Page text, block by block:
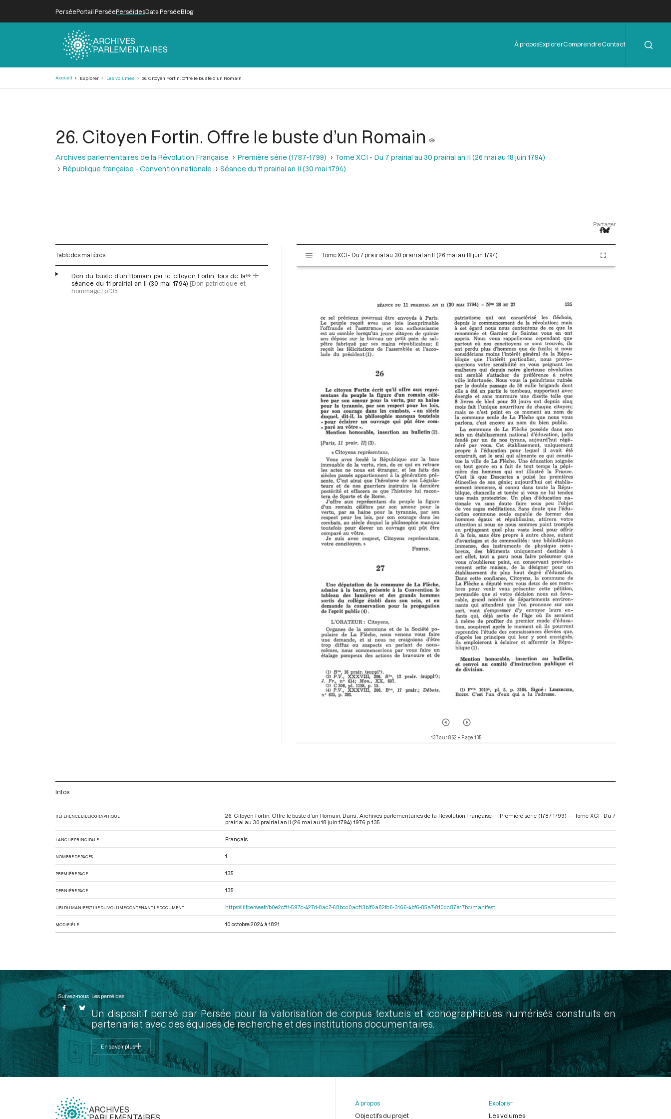
PerséePortail PerséePerséidesData PerséeBlog
ARCHIVES
PARLEMENTAIRES
Menu
de
À proposExplorerComprendreContact
Accueil Explorer Les volumes 26. Citoyen Fortin. Offre le buste d’un Romain
26. Citoyen Fortin. Offre le buste d’un Romain
Archives parlementaires de la Révolution Française Première série (1787-1799)
Tome XCI - Du 7 prairial au 30 prairial an II (26 mai au 18 juin 1794)
République française - Convention nationale
Séance du 11 prairial an II (30 mai 1794)
Partager
Table des matières
Don du buste d’un Romain par le citoyen Fortin, lors de la
séance du 11 prairial an II (30 mai 1794) [Don patriotique et
hommage] p.135
s
Tome XCI - Du 7 prairial au 30 prairial an II (26 mai au 18 juin 1794)
137 sur 852 • Page 135
Infos
RÉFÉRENCE BIBLIOGRAPHIQUE
26. Citoyen Fortin. Offre le buste d’un Romain. Dans : Archives parlementaires de la Révolution Française — Première série (1787-1799) — Tome XCI - Du 7
prairial au 30 prairial an II (26 mai au 18 juin 1794) . 1976. p. 135.
LANGUE PRINCIPALE Français
NOMBRE DE PAGES 1
PREMIÈRE PAGE 135
DERNIÈRE PAGE 135
URI DU MANIFEST IIIF DU VOLUME CONTENANT LE DOCUMENT https://iiif.persee.fr/b0e2cf11-597c-427d-8ac7-68bcc0acf13b/f0a82fc6-3166-4bf6-85a7-810dc87a17bc/manifest
MODIFIÉ LE 10 octobre 2024 à 18:21
Suivez-nous Les perséides
Un dispositif pensé par Persée pour la valorisation de corpus textuels et iconographiques numérisés construits en
partenariat avec des équipes de recherche et des institutions documentaires.
En savoir plus
ARCHIVES
À propos
Objectifs du projet
Explorer
Les volumes